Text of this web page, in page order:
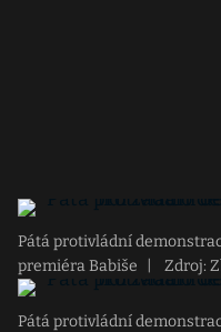
Pátá protivládní
premiéra Babiše
Zdroj:
Pátá protivládní